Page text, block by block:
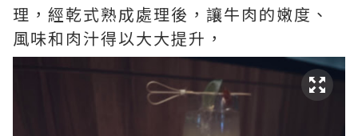
理，經乾式熟成處理後，讓牛肉的嫩度、
風味和肉汁得以大大提升，